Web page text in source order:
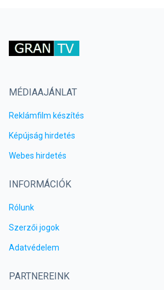
MÉDIAAJÁNLAT
Reklámfilm készítés
Képújság hirdetés
Webes hirdetés
INFORMÁCIÓK
Rólunk
Szerzői jogok
Adatvédelem
PARTNEREINK